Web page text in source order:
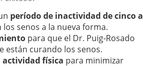
período de inactividad de cinco a
senos a la nueva forma.
para que el Dr. Puig-Rosado
están curando los senos.
física para minimizar